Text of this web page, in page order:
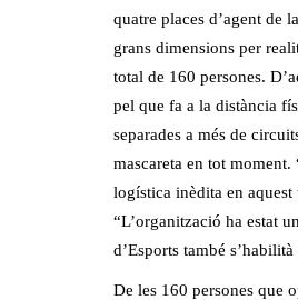
quatre places d’agent de
grans dimensions per
total de 160 persones.
pel que fa a la distància
separades a més de
mascareta en tot
logística inèdita en aquest
“L’organització ha estat
d’Esports també
De les 160 persones que